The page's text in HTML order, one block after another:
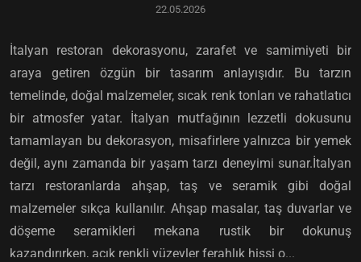
22.05.2026
İtalyan restoran dekorasyonu, zarafet ve samimiyeti bir
araya getiren özgün bir tasarım anlayışıdır. Bu tarzın
temelinde, doğal malzemeler, sıcak renk tonları ve rahatlatıcı
bir atmosfer yatar. İtalyan mutfağının lezzetli dokusunu
tamamlayan bu dekorasyon, misafirlere yalnızca bir yemek
değil, aynı zamanda bir yaşam tarzı deneyimi sunar.İtalyan
tarzı restoranlarda ahşap, taş ve seramik gibi doğal
malzemeler sıkça kullanılır. Ahşap masalar, taş duvarlar ve
döşeme seramikleri mekana rustik bir dokunuş
kazandırırken, açık renkli yüzeyler ferahlık hissi o...